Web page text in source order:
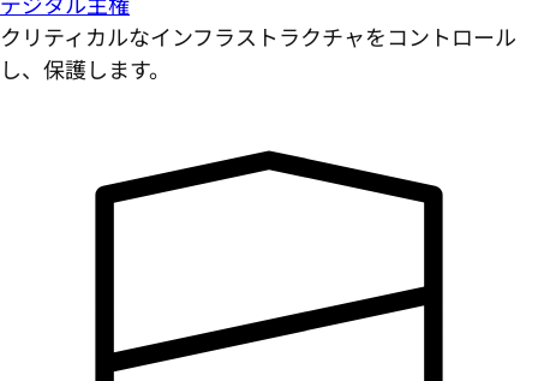
クリティカルなインフラストラクチャをコントロール
し、保護します。